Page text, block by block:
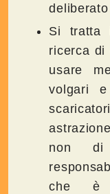
Si tratta
ricerca di
usare
volgari
non di
che è